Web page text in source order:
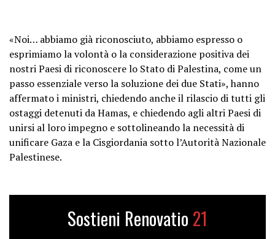
«Noi… abbiamo già riconosciuto, abbiamo espresso o
esprimiamo la volontà o la considerazione positiva dei
nostri Paesi di riconoscere lo Stato di Palestina, come un
passo essenziale verso la soluzione dei due Stati», hanno
affermato i ministri, chiedendo anche il rilascio di tutti gli
ostaggi detenuti da Hamas, e chiedendo agli altri Paesi di
unirsi al loro impegno e sottolineando la necessità di
unificare Gaza e la Cisgiordania sotto l’Autorità Nazionale
Palestinese.
Sostieni Renovatio 21